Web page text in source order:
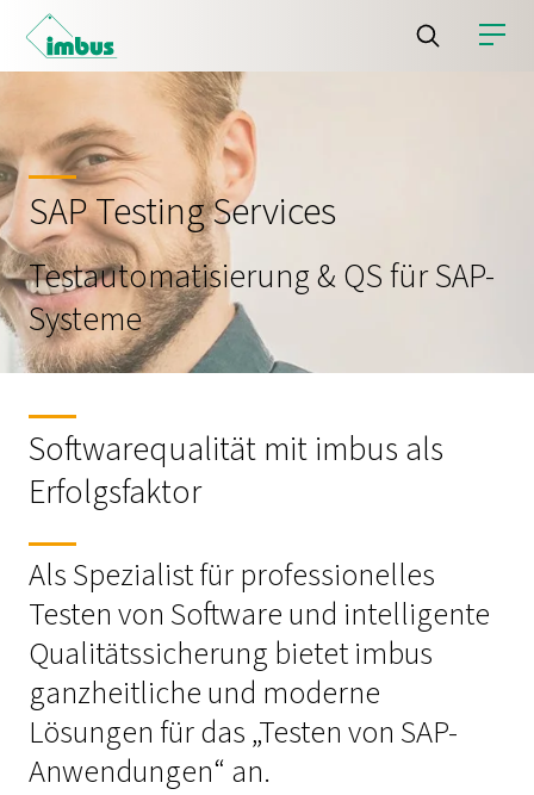
SAP Testing Services
Testautomatisierung & QS für SAP-
Systeme
Softwarequalität mit imbus als
Erfolgsfaktor
Als Spezialist für professionelles
Testen von Software und intelligente
Qualitätssicherung bietet imbus
ganzheitliche und moderne
Lösungen für das „Testen von SAP-
Anwendungen“ an.